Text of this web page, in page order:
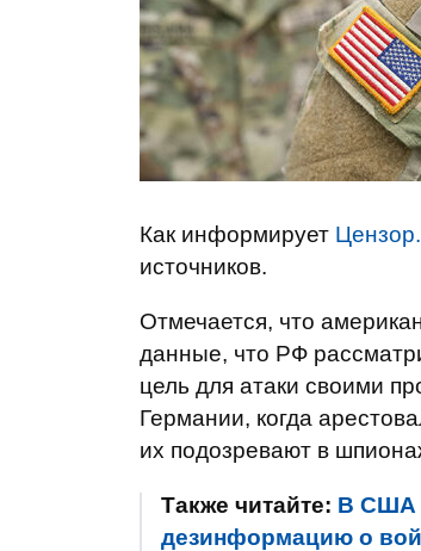
Как информирует
источников.
Отмечается, что
данные, что РФ
цель для атаки своими
Германии, когда
их подозревают в
Также читайте: В США
дезинформацию о